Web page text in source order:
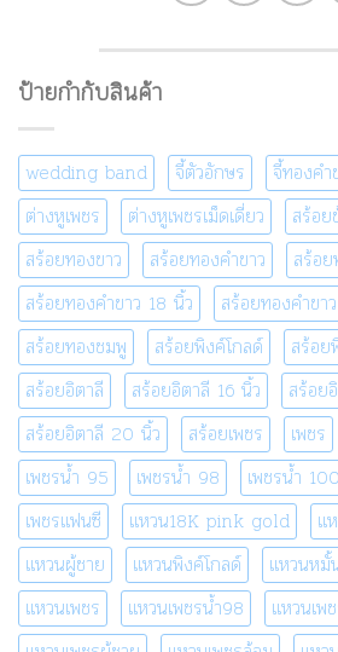
ป้ายกำกับสินค้า
wedding band จี้ตัวอักษร จี้ทองคำ
ต่างหูเพชร
ต่างหูเพชรเม็ดเดี่ยว
สร้อย
สร้อยทองขาว
สร้อยทองคำขาว
สร้อ
สร้อยทองคำขาว 18 นิ้ว
สร้อยทองคำข
สร้อยทองชมพู
สร้อยพิงค์โกลด์
สร้อย
สร้อยอิตาลี
สร้อยอิตาลี 16 นิ้ว
สร้อย
สร้อยอิตาลี 20 นิ้ว
สร้อยเพชร เพชร
เพชรน้ำ 95
เพชรน้ำ 98 เพชรน้ำ 100
เพชรแฟนซี
แหวน18K pink gold แ
แหวนผู้ชาย
แหวนพิงค์โกลด์ แหวนหมั้
แหวนเพชร
แหวนเพชรน้ำ98
แหวนเพ